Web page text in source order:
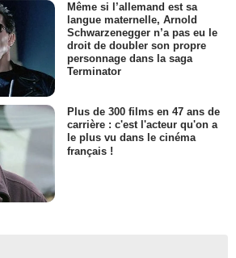
Même si l’allemand est sa
langue maternelle, Arnold
Schwarzenegger n’a pas eu le
droit de doubler son propre
personnage dans la saga
Terminator
Plus de 300 films en 47 ans de
carrière : c'est l'acteur qu'on a
le plus vu dans le cinéma
français !